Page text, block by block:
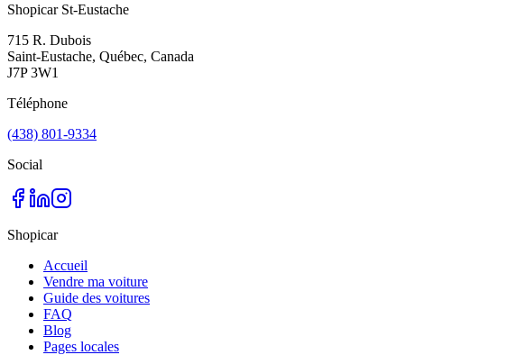
Shopicar St-Eustache
715 R. Dubois
Saint-Eustache, Québec, Canada
J7P 3W1
Téléphone
(438) 801-9334
Social
Shopicar
Accueil
Vendre ma voiture
Guide des voitures
FAQ
Blog
Pages locales